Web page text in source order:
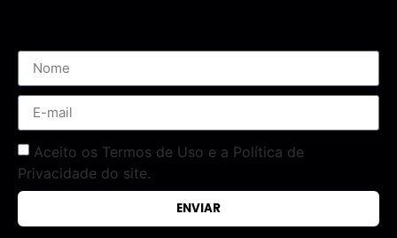
Aceito os Termos de Uso e a Política de
Privacidade do site.
ENVIAR